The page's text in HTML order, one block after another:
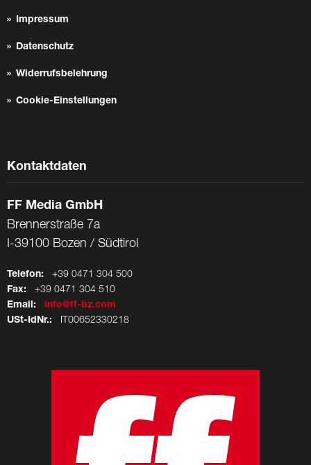
Impressum
Datenschutz
Widerrufsbelehrung
Cookie-Einstellungen
Kontaktdaten
FF Media GmbH
Brennerstraße 7a
I-39100 Bozen / Südtirol
Telefon: +39 0471 304 500
Fax: +39 0471 304 510
Email:
info@ff-bz.com
USt-IdNr.: IT00652330218